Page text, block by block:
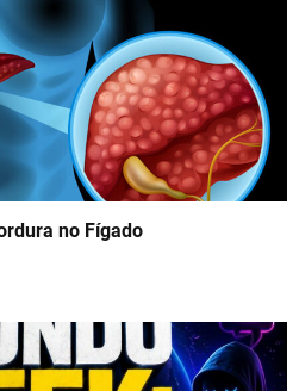
no Fígado